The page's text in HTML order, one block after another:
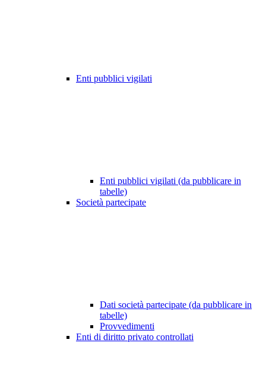
Enti pubblici vigilati
Enti pubblici vigilati (da pubblicare in
tabelle)
Società partecipate
Dati società partecipate (da pubblicare in
tabelle)
Provvedimenti
Enti di diritto privato controllati